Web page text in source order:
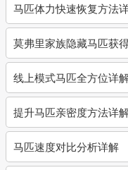
马匹体力快速恢复方法
莫弗里家族隐藏马匹获
线上模式马匹全方位详
提升马匹亲密度方法详
马匹速度对比分析详解